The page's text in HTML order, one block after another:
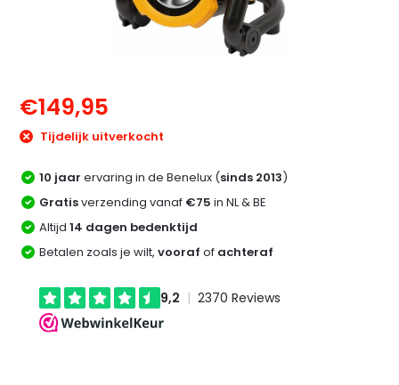
€149,95
Tijdelijk uitverkocht
10 jaar ervaring in de Benelux (sinds 2013)
Gratisverzending vanaf €75 in NL & BE
Altijd14 dagen bedenktijd
Betalen zoals je wilt,vooraf of achteraf